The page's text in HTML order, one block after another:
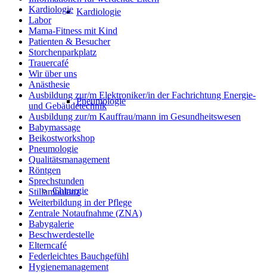
Kardiologie
Pneumologie
Chirurgie
Kardiologie
Labor
Mama-Fitness mit Kind
Patienten & Besucher
Storchenparkplatz
Trauercafé
Wir über uns
Anästhesie
Ausbildung zur/m Elektroniker/in der Fachrichtung Energie-
und Gebäudetechnik
Ausbildung zur/m Kauffrau/mann im Gesundheitswesen
Babymassage
Beikostworkshop
Pneumologie
Qualitätsmanagement
Röntgen
Sprechstunden
Stillambulanz
Weiterbildung in der Pflege
Zentrale Notaufnahme (ZNA)
Babygalerie
Beschwerdestelle
Elterncafé
Federleichtes Bauchgefühl
Hygienemanagement